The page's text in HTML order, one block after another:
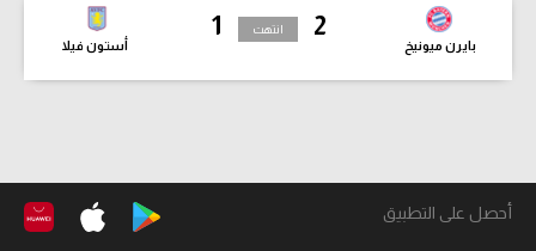
2
بايرن ميونيخ
1
أستون فيلا
انتهت
أحصل على التطبيق